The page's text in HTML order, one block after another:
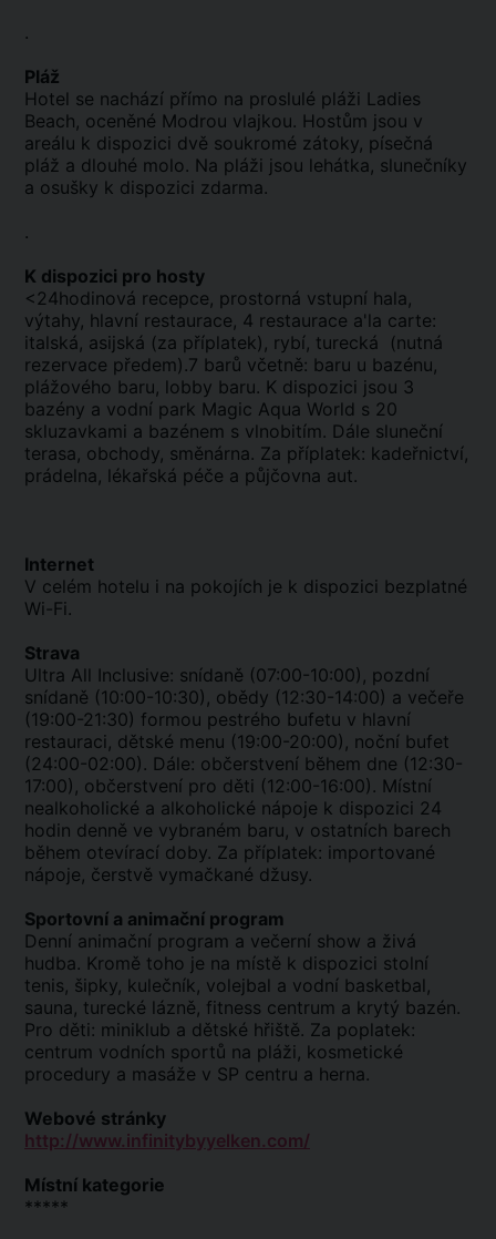
.
Pláž
Hotel se nachází přímo na proslulé pláži Ladies
Beach, oceněné Modrou vlajkou. Hostům jsou v
areálu k dispozici dvě soukromé zátoky, písečná
pláž a dlouhé molo. Na pláži jsou lehátka, slunečníky
a osušky k dispozici zdarma.
.
K dispozici pro hosty
<24hodinová recepce, prostorná vstupní hala,
výtahy, hlavní restaurace, 4 restaurace a'la carte:
italská, asijská (za příplatek), rybí, turecká (nutná
rezervace předem).7 barů včetně: baru u bazénu,
plážového baru, lobby baru. K dispozici jsou 3
bazény a vodní park Magic Aqua World s 20
skluzavkami a bazénem s vlnobitím. Dále sluneční
terasa, obchody, směnárna. Za příplatek: kadeřnictví,
prádelna, lékařská péče a půjčovna aut.
Internet
V celém hotelu i na pokojích je k dispozici bezplatné
Wi-Fi.
Strava
Ultra All Inclusive: snídaně (07:00-10:00), pozdní
snídaně (10:00-10:30), obědy (12:30-14:00) a večeře
(19:00-21:30) formou pestrého bufetu v hlavní
restauraci, dětské menu (19:00-20:00), noční bufet
(24:00-02:00). Dále: občerstvení během dne (12:30-
17:00), občerstvení pro děti (12:00-16:00). Místní
nealkoholické a alkoholické nápoje k dispozici 24
hodin denně ve vybraném baru, v ostatních barech
během otevírací doby. Za příplatek: importované
nápoje, čerstvě vymačkané džusy.
Sportovní a animační program
Denní animační program a večerní show a živá
hudba. Kromě toho je na místě k dispozici stolní
tenis, šipky, kulečník, volejbal a vodní basketbal,
sauna, turecké lázně, fitness centrum a krytý bazén.
Pro děti: miniklub a dětské hřiště. Za poplatek:
centrum vodních sportů na pláži, kosmetické
procedury a masáže v SP centru a herna.
Webové stránky
http://www.infinitybyyelken.com/
Místní kategorie
*****